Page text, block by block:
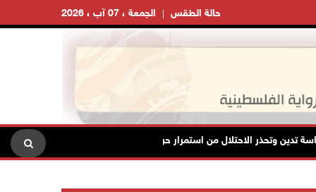
الجمعة ، 07 آب ، 2026 حالة الطقس
وتحذر الاحتلال من استمرار حربه الشاملة على الشعب الفلسطيني ومخاطر